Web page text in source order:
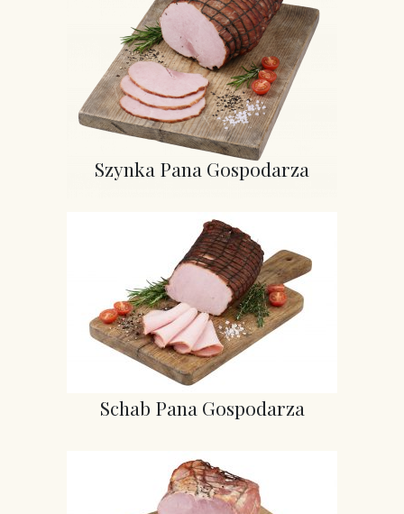
Szynka Pana Gospodarza
Schab Pana Gospodarza